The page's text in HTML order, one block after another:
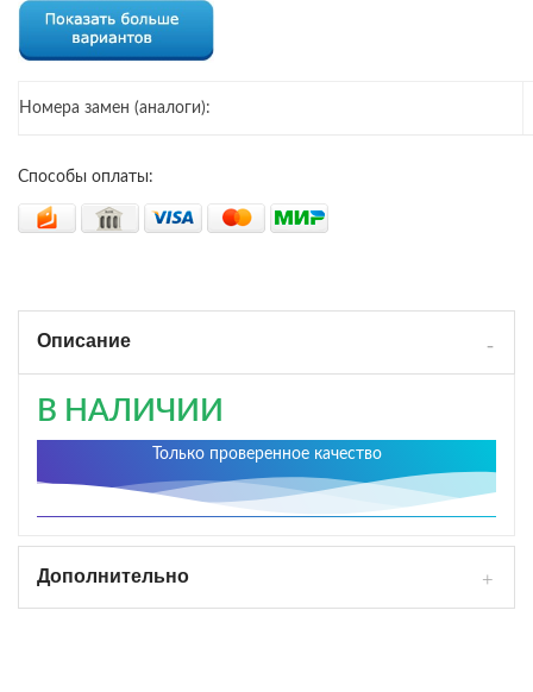
Номера замен (аналоги):
Способы оплаты:
Описание
В НАЛИЧИИ
Только проверенное качество
Дополнительно